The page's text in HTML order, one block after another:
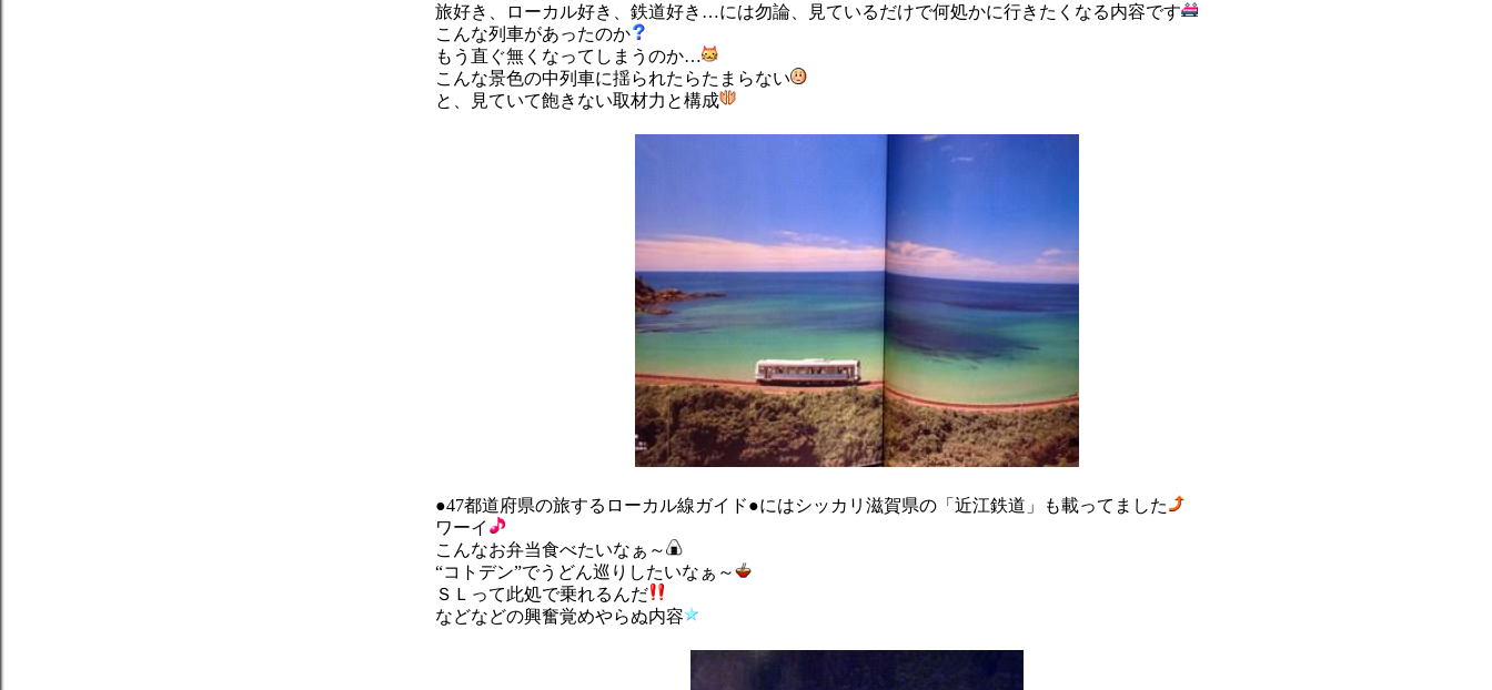
旅好き、ローカル好き、鉄道好き…には勿論、見ているだけで何処かに行きたくなる内容です
こんな列車があったのか
もう直ぐ無くなってしまうのか…
こんな景色の中列車に揺られたらたまらない
と、見ていて飽きない取材力と構成
●47都道府県の旅するローカル線ガイド●にはシッカリ滋賀県の「近江鉄道」も載ってました
ワーイ
こんなお弁当食べたいなぁ～
“コトデン”でうどん巡りしたいなぁ～
ＳＬって此処で乗れるんだ
などなどの興奮覚めやらぬ内容